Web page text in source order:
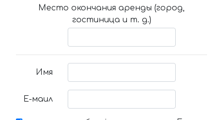
Место окончания аренды (город,
гостиница и т. д.)
Имя
Е-маил